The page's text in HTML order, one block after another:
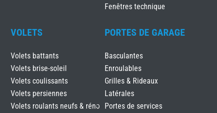
Fenêtres technique
VOLETS
Volets battants
Volets brise-soleil
Volets coulissants
Volets persiennes
Volets roulants neufs & réno
PORTES DE GARAGE
Basculantes
Enroulables
Grilles & Rideaux
Latérales
Portes de services